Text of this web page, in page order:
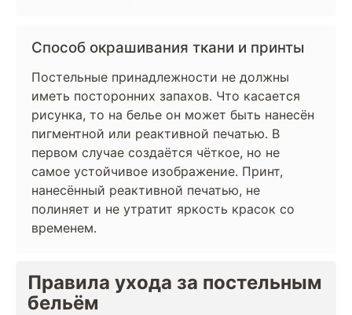
Способ окрашивания ткани и принты
Постельные принадлежности не должны
иметь посторонних запахов. Что касается
рисунка, то на белье он может быть нанесён
пигментной или реактивной печатью. В
первом случае создаётся чёткое, но не
самое устойчивое изображение. Принт,
нанесённый реактивной печатью, не
полиняет и не утратит яркость красок со
временем.
Правила ухода за постельным
бельём